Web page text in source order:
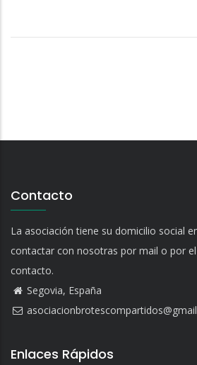
Contacto
La asociación tiene su domicilio social
contactar con nosotras por mail o por
contacto.
Segovia, España
Enlaces Rápidos